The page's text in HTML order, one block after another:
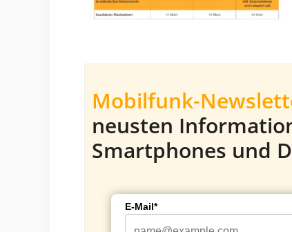
Mobilfunk-
neusten
Smartphones und
E-Mail*